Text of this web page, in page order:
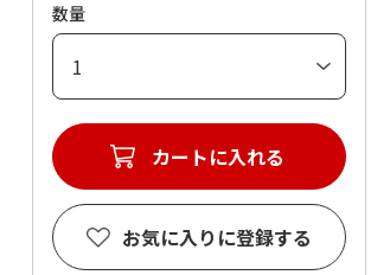
数量
カートに入れる
お気に入りに登録する